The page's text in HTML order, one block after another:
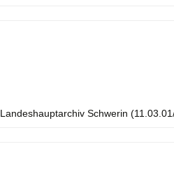
Landeshauptarchiv Schwerin